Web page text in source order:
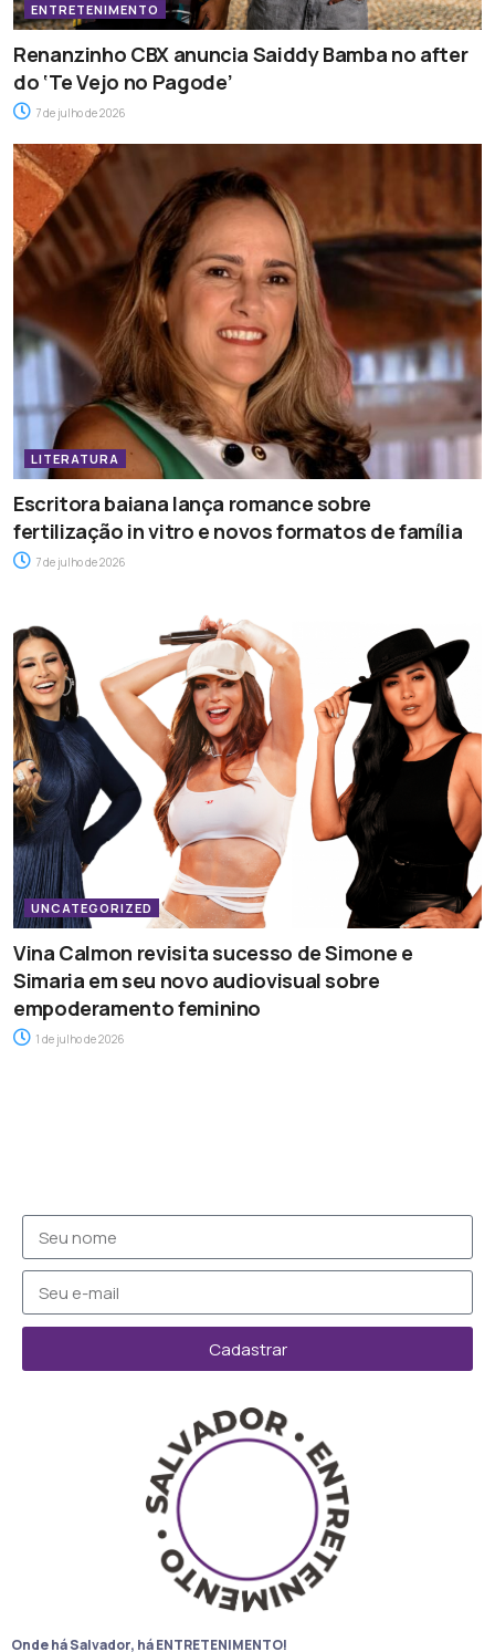
ENTRETENIMENTO
Renanzinho CBX anuncia Saiddy Bamba no after
do ‘Te Vejo no Pagode’
7 de julho de 2026
LITERATURA
Escritora baiana lança romance sobre
fertilização in vitro e novos formatos de família
7 de julho de 2026
UNCATEGORIZED
Vina Calmon revisita sucesso de Simone e
Simaria em seu novo audiovisual sobre
empoderamento feminino
1 de julho de 2026
Cadastrar
Onde há Salvador, há ENTRETENIMENTO!